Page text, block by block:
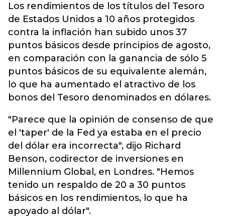
Los rendimientos de los títulos del Tesoro
de Estados Unidos a 10 años protegidos
contra la inflación han subido unos 37
puntos básicos desde principios de agosto,
en comparación con la ganancia de sólo 5
puntos básicos de su equivalente alemán,
lo que ha aumentado el atractivo de los
bonos del Tesoro denominados en dólares.
"Parece que la opinión de consenso de que
el 'taper' de la Fed ya estaba en el precio
del dólar era incorrecta", dijo Richard
Benson, codirector de inversiones en
Millennium Global, en Londres. "Hemos
tenido un respaldo de 20 a 30 puntos
básicos en los rendimientos, lo que ha
apoyado al dólar".